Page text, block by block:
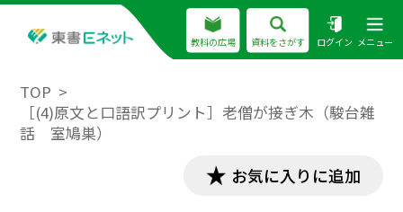
教科の広場 資料をさがす ログイン メニュー
TOP
［(4)原文と口語訳プリント］老僧が接ぎ木（駿台雑
話 室鳩巣）
お気に入りに追加